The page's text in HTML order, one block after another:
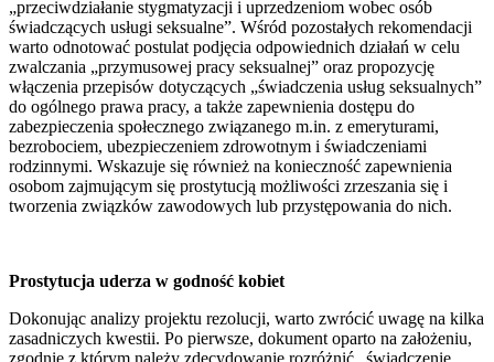
„przeciwdziałanie stygmatyzacji i uprzedzeniom wobec osób
świadczących usługi seksualne”. Wśród pozostałych rekomendacji
warto odnotować postulat podjęcia odpowiednich działań w celu
zwalczania „przymusowej pracy seksualnej” oraz propozycję
włączenia przepisów dotyczących „świadczenia usług seksualnych”
do ogólnego prawa pracy, a także zapewnienia dostępu do
zabezpieczenia społecznego związanego m.in. z emeryturami,
bezrobociem, ubezpieczeniem zdrowotnym i świadczeniami
rodzinnymi. Wskazuje się również na konieczność zapewnienia
osobom zajmującym się prostytucją możliwości zrzeszania się i
tworzenia związków zawodowych lub przystępowania do nich.
Prostytucja uderza w godność kobiet
Dokonując analizy projektu rezolucji, warto zwrócić uwagę na kilka
zasadniczych kwestii. Po pierwsze, dokument oparto na założeniu,
zgodnie z którym należy zdecydowanie rozróżnić „świadczenie